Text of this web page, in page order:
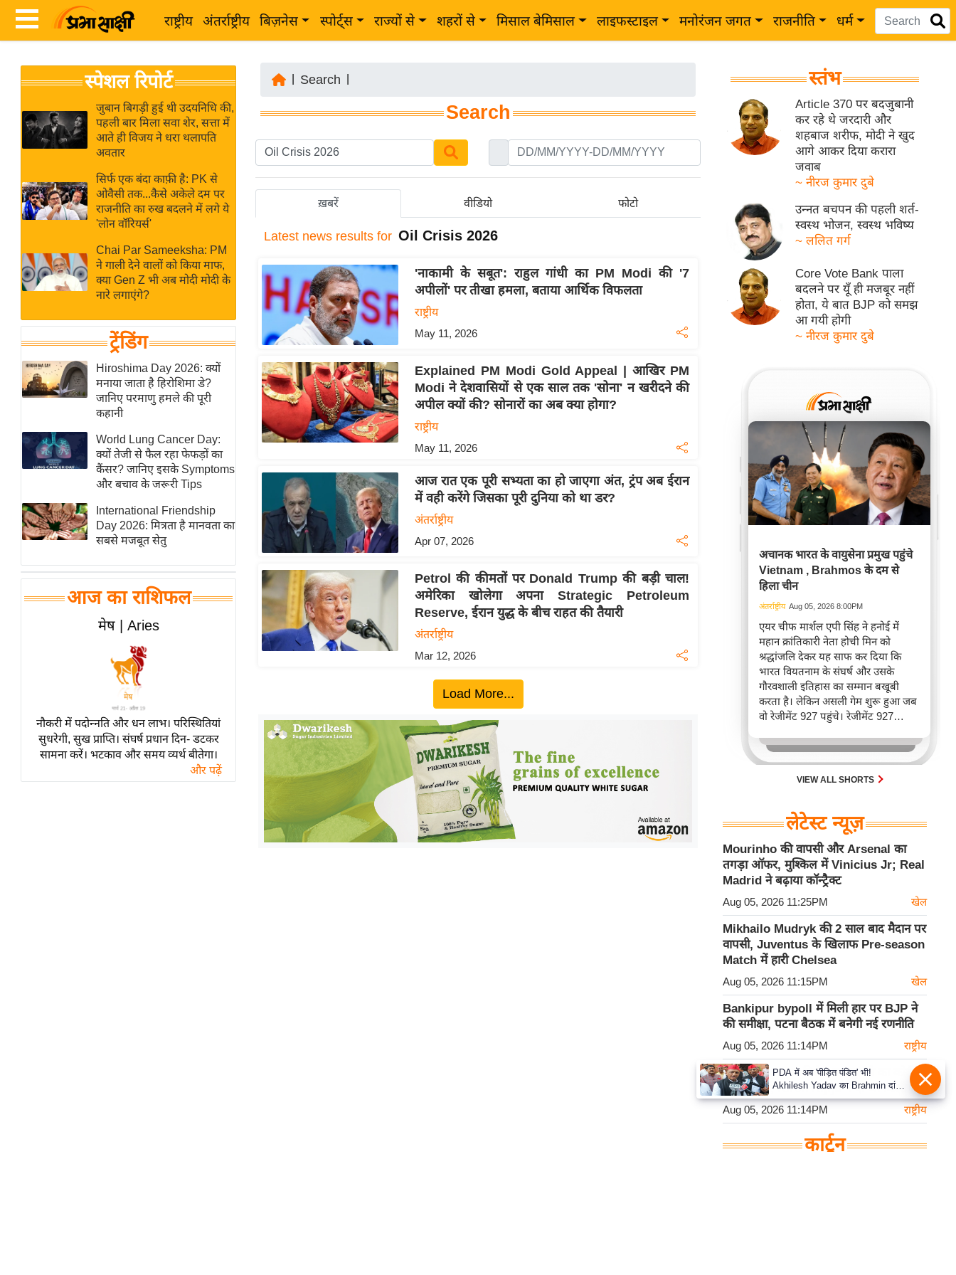
राष्ट्रीय अंतर्राष्ट्रीय बिज़नेस स्पोर्ट्स राज्यों से शहरों से मिसाल बेमिसाल लाइफस्टाइल मनोरंजन जगत राजनीति धर्म
News
Hindi
News
Live
News in
Hindi
Hindi
News
Hindi
ख
ब
अंतर्राष्ट्रीय
बिज़नेस
जगत
विशेषज्ञ
बजट
खेल
क्रिकेट
IPL
ई-पेपर
मिसाल बेमिसाल
यंग इंडिया
साहित्य जगत
न्यूज ब्रीफ
मनोरंजन जगत
बॉलीवुड
फिल्म समीक्षा
लाइफस्टाइल
टेक्नॉलॉजी
स्पेशल रिपोर्ट
जुबान बिगड़ी हुई थी उदयनिधि की,
पहली बार मिला सवा शेर, सत्ता में
आते ही विजय ने धरा थलापति
अवतार
सिर्फ एक बंदा काफ़ी है: PK से
ओवैसी तक...कैसे अकेले दम पर
राजनीति का रुख बदलने में लगे ये
'लोन वॉरियर्स'
Chai Par Sameeksha: PM
ने गाली देने वालों को किया माफ,
क्या Gen Z भी अब मोदी मोदी के
नारे लगाएंगे?
ट्रेंडिंग
Hiroshima Day 2026: क्यों
मनाया जाता है हिरोशिमा डे?
जानिए परमाणु हमले की पूरी
कहानी
World Lung Cancer Day:
क्यों तेजी से फैल रहा फेफड़ों का
कैंसर? जानिए इसके Symptoms
और बचाव के जरूरी Tips
International Friendship
Day 2026: मित्रता है मानवता का
सबसे मजबूत सेतु
आज का राशिफल
मेष | Aries
नौकरी में पदोन्नति और धन लाभ। परिस्थितियां
सुधरेगी, सुख प्राप्ति। संघर्ष प्रधान दिन- डटकर
सामना करें। भटकाव और समय व्यर्थ बीतेगा।
और पढ़ें
Search
Search
ख़बरें वीडियो फोटो
Latest news results for Oil Crisis 2026
'नाकामी के सबूत': राहुल गांधी का PM Modi की '7
अपीलों' पर तीखा हमला, बताया आर्थिक विफलता
राष्ट्रीय
May 11, 2026
Explained PM Modi Gold Appeal | आखिर PM
Modi ने देशवासियों से एक साल तक 'सोना' न खरीदने की
अपील क्यों की? सोनारों का अब क्या होगा?
राष्ट्रीय
May 11, 2026
आज रात एक पूरी सभ्यता का हो जाएगा अंत, ट्रंप अब ईरान
में वही करेंगे जिसका पूरी दुनिया को था डर?
अंतर्राष्ट्रीय
Apr 07, 2026
Petrol की कीमतों पर Donald Trump की बड़ी चाल!
अमेरिका खोलेगा अपना Strategic Petroleum
Reserve, ईरान युद्ध के बीच राहत की तैयारी
अंतर्राष्ट्रीय
Mar 12, 2026
Load More...
स्तंभ
Article 370 पर बदजुबानी
कर रहे थे जरदारी और
शहबाज शरीफ, मोदी ने खुद
आगे आकर दिया करारा
जवाब
~ नीरज कुमार दुबे
उन्नत बचपन की पहली शर्त-
स्वस्थ भोजन, स्वस्थ भविष्य
~ ललित गर्ग
Core Vote Bank पाला
बदलने पर यूँ ही मजबूर नहीं
होता, ये बात BJP को समझ
आ गयी होगी
~ नीरज कुमार दुबे
अचानक भारत के वायुसेना प्रमुख पहुंचे
Vietnam , Brahmos के दम से
हिला चीन
अंतर्राष्ट्रीय Aug 05, 2026 8:00PM
एयर चीफ मार्शल एपी सिंह ने हनोई में
महान क्रांतिकारी नेता होची मिन को
श्रद्धांजलि देकर यह साफ कर दिया कि
भारत वियतनाम के संघर्ष और उसके
गौरवशाली इतिहास का सम्मान बखूबी
करता है। लेकिन असली गेम शुरू हुआ जब
वो रेजीमेंट 927 पहुंचे। रेजीमेंट 927
एयर चीफ ने सीधे वियतनामी फाइटर
पायलट से बातचीत की। वियतनाम भी सुई
30 एम के भी उड़ाता है और भारत के पास
VIEW ALL SHORTS
लेटेस्ट न्यूज़
Mourinho की वापसी और Arsenal का
तगड़ा ऑफर, मुश्किल में Vinicius Jr; Real
Madrid ने बढ़ाया कॉन्ट्रैक्ट
Aug 05, 2026 11:25PM खेल
Mikhailo Mudryk की 2 साल बाद मैदान पर
वापसी, Juventus के खिलाफ Pre-season
Match में हारी Chelsea
Aug 05, 2026 11:15PM खेल
Bankipur bypoll में मिली हार पर BJP ने
की समीक्षा, पटना बैठक में बनेगी नई रणनीति
Aug 05, 2026 11:14PM राष्ट्रीय
Parliament का विशेष सत्र बुलाने का कोई
प्रस्ताव नहीं, Kiren Rijiju ने दी जानकारी
Aug 05, 2026 11:14PM राष्ट्रीय
कार्टून
PDA में अब 'पीड़ित पंडित' भी!
Akhilesh Yadav का Brahmin दांव,
बोले- Krishna-Sudama की दोस्ती
पुरानी